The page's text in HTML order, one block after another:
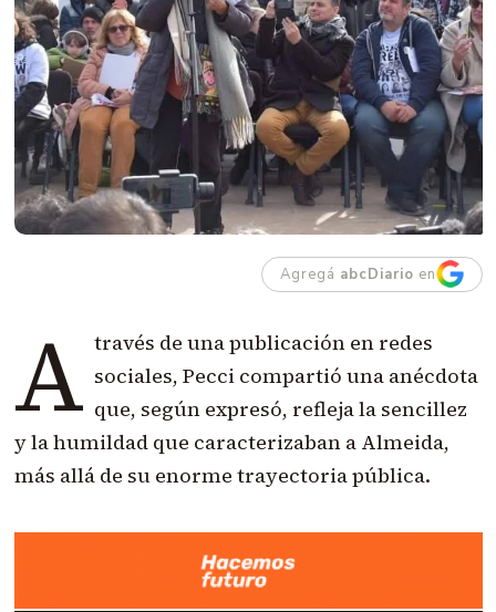
Agregá abcDiario en
A través de una publicación en redes
sociales, Pecci compartió una anécdota
que, según expresó, refleja la sencillez
y la humildad que caracterizaban a Almeida,
más allá de su enorme trayectoria pública.